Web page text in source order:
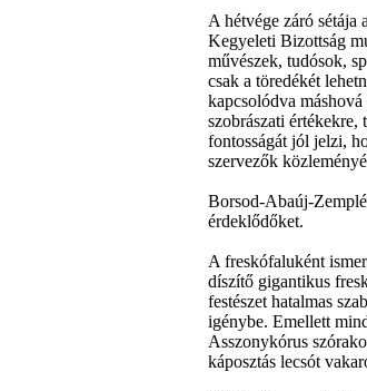
A hétvége záró
Kegyeleti Bizottság
művészek, tudósok,
csak a töredékét
kapcsolódva
szobrászati
fontosságát jól jelzi,
szervezők
Borsod-Abaúj-
érdeklődőket.
A freskófaluként
díszítő gigantikus
festészet hatalmas
igénybe. Emellett
Asszonykórus
káposztás lecsót